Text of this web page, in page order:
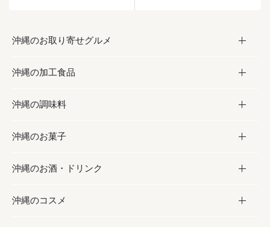
沖縄のお取り寄せグルメ
お取り寄せグルメ
フルーツ・野菜
お肉
海産物
沖縄の加工食品
加工食品
缶詰／パウチ
沖縄料理
沖縄そば／乾麺
沖縄の調味料
調味料
砂糖／黒砂糖
塩
沖縄のお菓子
お菓子
黒糖
沖縄のお酒・ドリンク
お酒・ドリンク
沖縄のコスメ